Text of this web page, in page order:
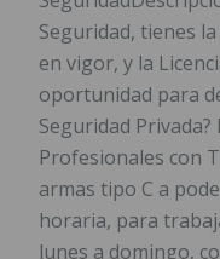
Seguridad, tienes
en vigor, y la
oportunidad para
Seguridad Privada?
Profesionales con
armas tipo C a
horaria, para
lunes a domingo,